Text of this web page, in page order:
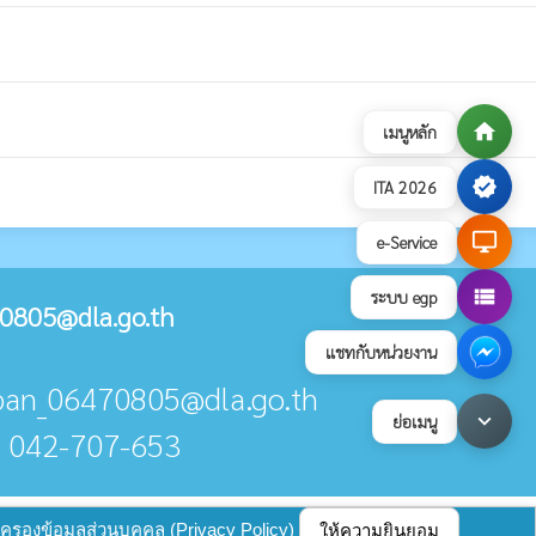
เมนูหลัก home
ITA 2026 verified
e-Service desktop_windows
ระบบ egp view_list
แชทกับหน่วยงาน
ย่อเมนู keyboard_arrow_down
องข้อมูลส่วนบุคคล (Privacy Policy) ให้ความยินยอม
707-653
ายการคุ้มครองข้อมูลส่วนบุคคล update : 17 กรกฎาคม 2569